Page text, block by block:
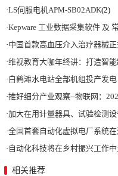
·LS伺服电机APM-SB02ADK(2)
·Kepware 工业数据采集软件 及
·中国首款高血压介入治疗器械
·维视教育大咖年终讲：打造智
·白鹤滩水电站全部机组投产发电 世界最大清洁能源走廊全面
·推好细分产业观察--物联网：2026年中国物联网市场
·加大在用计量器具、试验检测设备的自动化、数字化改造
·全国首套自动化虚拟电厂系统在深圳
· 自动化科技将在乡村振兴工作中大有作为|《
相关推荐